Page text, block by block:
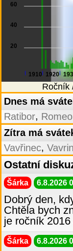
1910 1920
20
40
60
Ročník
Dnes má
Ratibor, Romeo
Zítra má
Vavřinec,
Ostatní
Šárka 6.8.2026
Dobrý den,
Chtěla bych
je ročník
Šárka 6.8.2026